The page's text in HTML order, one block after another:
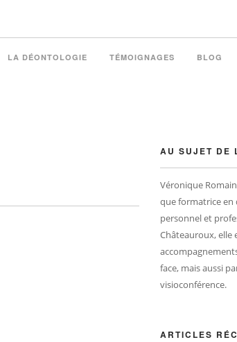
LA DÉONTOLOGIE TÉMOIGNAGES BLOG
AU SUJET DE
Véronique
que formatrice
personnel et
Châteauroux, elle
face, mais aussi
visioconférence.
ARTICLES